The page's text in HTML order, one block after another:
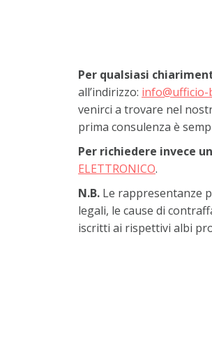
Per qualsiasi
all’indirizzo:
venirci a trovare nel
prima consulenza è
Per richiedere invece
ELETTRONICO.
N.B. Le rappresentanze
legali, le cause di
iscritti ai rispettivi albi